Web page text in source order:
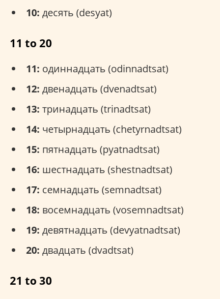
10: десять (desyat)
11 to 20
11: одиннадцать (odinnadtsat)
12: двенадцать (dvenadtsat)
13: тринадцать (trinadtsat)
14: четырнадцать (chetyrnadtsat)
15: пятнадцать (pyatnadtsat)
16: шестнадцать (shestnadtsat)
17: семнадцать (semnadtsat)
18: восемнадцать (vosemnadtsat)
19: девятнадцать (devyatnadtsat)
20: двадцать (dvadtsat)
21 to 30